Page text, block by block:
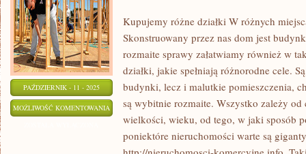
PAŹDZIERNIK - 11 - 2025
MOŻLIWOŚĆ KOMENTOWANIA KUPUJEMY
ROZMAITE
NIERUCHOMOŚCI
Kupujemy różne działki W różnych
Skonstruowany przez nas dom jest
rozmaite sprawy załatwiamy również w
działki, jakie spełniają różnorodne cele.
budynki, lecz i malutkie pomieszczenia,
są wybitnie rozmaite. Wszystko zależy
wielkości, wieku, od tego, w jaki sposób
poniektóre nieruchomości warte są